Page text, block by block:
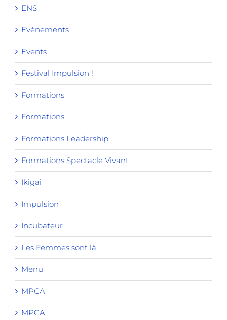
ENS
Evénements
Events
Festival Impulsion !
Formations
Formations
Formations Leadership
Formations Spectacle Vivant
Ikigai
Impulsion
Incubateur
Les Femmes sont là
Menu
MPCA
MPCA